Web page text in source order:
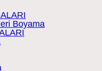
Boyama